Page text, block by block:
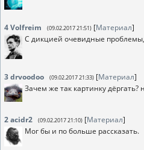
4Volfreim (09.02.2017 21:51) [Материал]
С дикцией очевидные проблемы,
3drvoodoo (09.02.2017 21:33) [Материал]
Зачем же так картинку дёргать?
2acidr2 (09.02.2017 21:10) [Материал]
Мог бы и по больше рассказать.